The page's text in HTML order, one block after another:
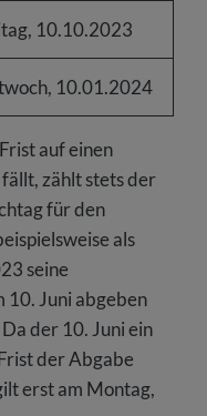
10.10.2023
10.01.2024
auf einen
zählt stets der
für den
als
seine
10. Juni abgeben
der 10. Juni ein
der Abgabe
erst am Montag,